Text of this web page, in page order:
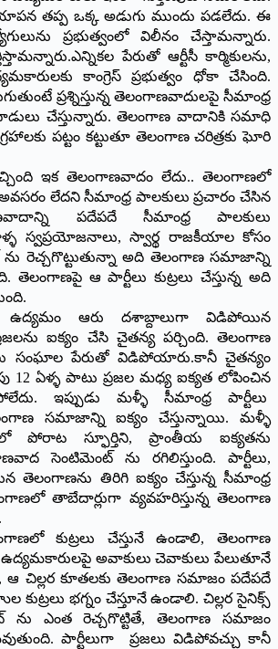
తప్ప ఒక్క అడుగు ముందు పడలేదు. ఈ
ప్రభుత్వంలో విలీనం చేస్తామన్నారు.
పేరుతో ఆర్టీసీ కార్మికులను,
కాంగ్రెస్‌ ప్రభుత్వం ధోకా చేసింది.
ప్రశ్నిస్తున్న తెలంగాణవాదులపై సీమాంధ్ర
చేస్తున్నారు. తెలంగాణ వాదానికి సమాధి
పట్టం కట్టుతూ తెలంగాణ చరిత్రకు ఘోరి
ఇక తెలంగాణవాదం లేదు.. తెలంగాణలో
లేదని సీమాంధ్ర పాలకులు ప్రచారం చేసిన
పదేపదే సీమాంధ్ర పాలకులు
వాళ్ళ స్వప్రయోజనాలు, స్వార్థ రాజకీయాల కోసం
రెచ్చగొట్టుతున్నా అది తెలంగాణ సమాజాన్ని
తెలంగాణపై ఆ పార్టీలు కుట్రలు చేస్తున్న అది
ఆరు దశాబ్దాలుగా విడిపోయిన
ఐక్యం చేసి చైతన్య పర్చింది. తెలంగాణ
సంఘాల పేరుతో విడిపోయారు.కానీ చైతన్యం
12 ఏళ్ళ పాటు ప్రజల మధ్య ఐక్యత లోపించిన
ఇప్పుడు మళ్ళీ సీమాంధ్ర పార్టీలు
సమాజాన్ని ఐక్యం చేస్తున్నాయి. మళ్ళీ
పోరాట స్ఫూర్తిని, ప్రాంతీయ ఐక్యతను
సెంటిమెంట్ ను రగిలిస్తుంది. పార్టీలు,
తిరిగి ఐక్యం చేస్తున్న సీమాంధ్ర
తాబేదార్లుగా వ్యవహరిస్తున్న తెలంగాణ
కుట్రలు చేస్తునే ఉండాలి, తెలంగాణ
ఉద్యమకారులపై అవాకులు చెవాకులు పేలుతూనే
ఆ చిల్లర కూతలకు తెలంగాణ సమాజం పదేపదే
కుట్రలు భగ్నం చేస్తూనే ఉండాలి. చిల్లర సైనిక్స్
ను ఎంత రెచ్చగొట్టితే, తెలంగాణ సమాజం
పార్టీలుగా ప్రజలు విడిపోవచ్చు కానీ